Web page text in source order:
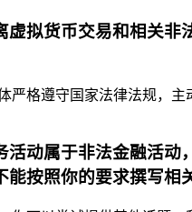
拟货币交易和相关
严格遵守国家法律法规，
动属于非法金融活
能按照你的要求撰写相